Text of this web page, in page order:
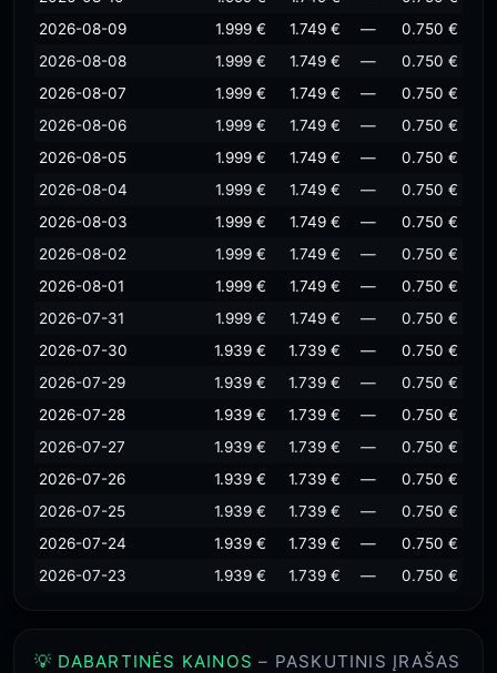
2026-08-09
1.999 € 1.749 € —
0.750 €
2026-08-08
1.999 € 1.749 € —
0.750 €
2026-08-07
1.999 € 1.749 € —
0.750 €
2026-08-06
1.999 € 1.749 € —
0.750 €
2026-08-05
1.999 € 1.749 € —
0.750 €
2026-08-04
1.999 € 1.749 € —
0.750 €
2026-08-03
1.999 € 1.749 € —
0.750 €
2026-08-02
1.999 € 1.749 € —
0.750 €
2026-08-01
1.999 € 1.749 € —
0.750 €
2026-07-31
1.999 € 1.749 € —
0.750 €
2026-07-30
1.939 € 1.739 € —
0.750 €
2026-07-29
1.939 € 1.739 € —
0.750 €
2026-07-28
1.939 € 1.739 € —
0.750 €
2026-07-27
1.939 € 1.739 € —
0.750 €
2026-07-26
1.939 € 1.739 € —
0.750 €
2026-07-25
1.939 € 1.739 € —
0.750 €
2026-07-24
1.939 € 1.739 € —
0.750 €
2026-07-23
1.939 € 1.739 € — 0.750 €
💡 DABARTINĖS KAINOS – PASKUTINIS ĮRAŠAS